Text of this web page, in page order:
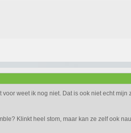
weet ik nog niet. Dat is ook niet echt mijn
Klinkt heel stom, maar kan ze zelf ook